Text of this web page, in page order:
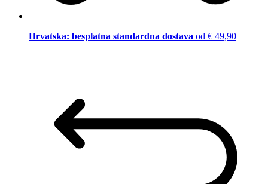
Hrvatska: besplatna standardna dostava od € 49,90